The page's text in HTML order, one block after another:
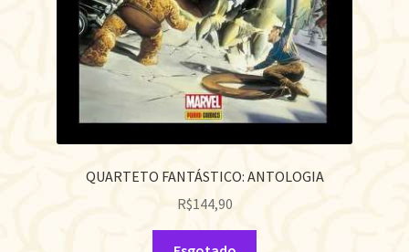
QUARTETO FANTÁSTICO: ANTOLOGIA
R$144,90